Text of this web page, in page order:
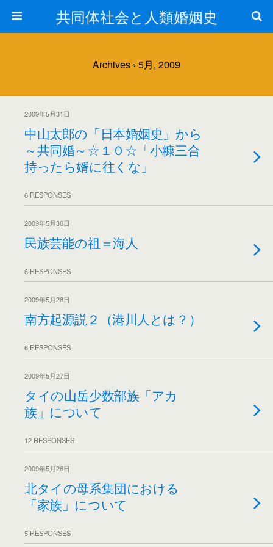
共同体社会と人類婚姻史
Archives › 5月, 2009
2009年5月31日
中山太郎の「日本婚姻史」から
～共同婚～☆１０☆「小糠三合
持ったら婿に往くな」
6 RESPONSES
2009年5月30日
民族芸能の祖＝海人
6 RESPONSES
2009年5月28日
南方起源説２（港川人とは？）
6 RESPONSES
2009年5月27日
タイの山岳少数部族「アカ
族」について
12 RESPONSES
2009年5月26日
北タイの母系集団における
「家族」について
5 RESPONSES